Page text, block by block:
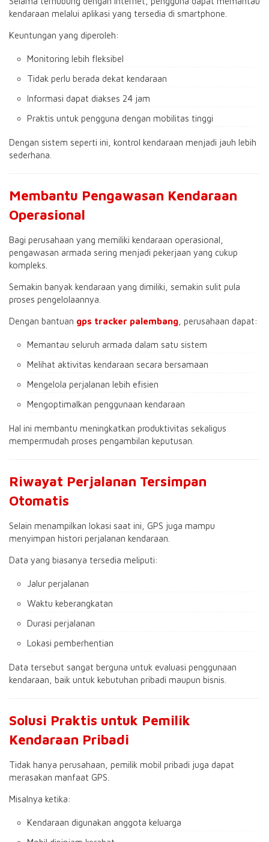
kendaraan melalui aplikasi yang tersedia di smartphone.
Keuntungan yang diperoleh:
Monitoring lebih fleksibel
Tidak perlu berada dekat kendaraan
Informasi dapat diakses 24 jam
Praktis untuk pengguna dengan mobilitas tinggi
Dengan sistem seperti ini, kontrol kendaraan menjadi jauh lebih
sederhana.
Membantu Pengawasan Kendaraan
Operasional
Bagi perusahaan yang memiliki kendaraan operasional,
pengawasan armada sering menjadi pekerjaan yang cukup
kompleks.
Semakin banyak kendaraan yang dimiliki, semakin sulit pula
proses pengelolaannya.
Dengan bantuan gps tracker palembang , perusahaan dapat:
Memantau seluruh armada dalam satu sistem
Melihat aktivitas kendaraan secara bersamaan
Mengelola perjalanan lebih efisien
Mengoptimalkan penggunaan kendaraan
Hal ini membantu meningkatkan produktivitas sekaligus
mempermudah proses pengambilan keputusan.
Riwayat Perjalanan Tersimpan
Otomatis
Selain menampilkan lokasi saat ini, GPS juga mampu
menyimpan histori perjalanan kendaraan.
Data yang biasanya tersedia meliputi:
Jalur perjalanan
Waktu keberangkatan
Durasi perjalanan
Lokasi pemberhentian
Data tersebut sangat berguna untuk evaluasi penggunaan
kendaraan, baik untuk kebutuhan pribadi maupun bisnis.
Solusi Praktis untuk Pemilik
Kendaraan Pribadi
Tidak hanya perusahaan, pemilik mobil pribadi juga dapat
merasakan manfaat GPS.
Misalnya ketika:
Kendaraan digunakan anggota keluarga